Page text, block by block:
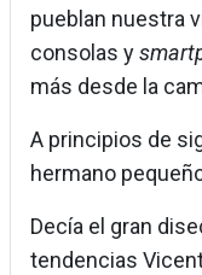
pueblan nuestra
consolas y
más desde la
A principios de
hermano
Decía el gran
tendencias